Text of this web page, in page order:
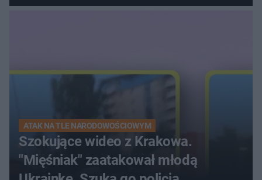
ranna!
ATAK NA TLE NARODOWOŚCIOWYM
Szokujące wideo z Krakowa.
"Mięśniak" zaatakował młodą